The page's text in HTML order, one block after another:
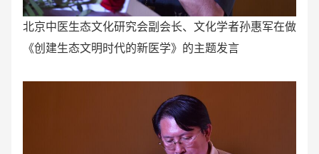
北京中医生态文化研究会副会长、文化学者孙惠军在做
《创建生态文明时代的新医学》的主题发言